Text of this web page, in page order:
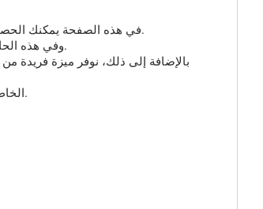
في هذه الصفحة يمكنك الحصول على إحصائيات مفصلة عن الزيارات إلى مسجلك الذي تم إنشاؤه. إذا لم تكن هناك معلومات هنا، فهذا يعني أنه لم ينقر أحد على الرابط الخاص بك حتى الآن.
بالنسبة للروابط القصيرة ومسجل GPS، يمكنك تمكين الخيار الإضافي "جمع البيانات الذكية" و "جمع بيانات GPS"، وفي هذه الحالة ستكون المعلومات حول الزائر أكثر تفصيلاً.
بالإضافة إلى ذلك، نوفر ميزة فريدة
وأخيراً، يمكنك تخصيص عنوان URL للرابط القصير الخاص بك واختيار أحد النطاقات المتاحة. يُرجى ملاحظة أن عنوان URL الخاص بالمسجِّل القديم لن يعمل بعد الآن.